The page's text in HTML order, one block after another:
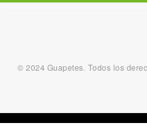
© 2024 Guapetes. Todos los